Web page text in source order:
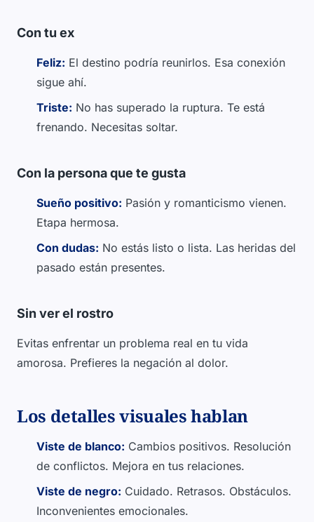
Con tu ex
Feliz: El destino podría reunirlos. Esa conexión
sigue ahí.
Triste: No has superado la ruptura. Te está
frenando. Necesitas soltar.
Con la persona que te gusta
Sueño positivo: Pasión y romanticismo vienen.
Etapa hermosa.
Con dudas: No estás listo o lista. Las heridas del
pasado están presentes.
Sin ver el rostro
Evitas enfrentar un problema real en tu vida
amorosa. Prefieres la negación al dolor.
Los detalles visuales hablan
Viste de blanco: Cambios positivos. Resolución
de conflictos. Mejora en tus relaciones.
Viste de negro: Cuidado. Retrasos. Obstáculos.
Inconvenientes emocionales.